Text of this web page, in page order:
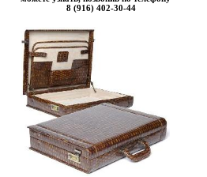
8 (916) 402-30-44